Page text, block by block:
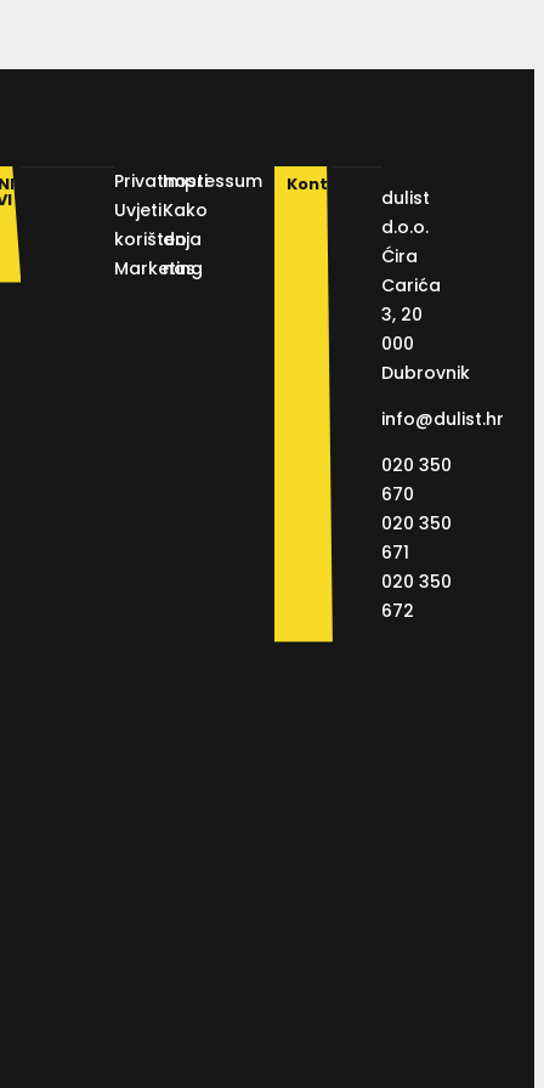
Privatnosti
Uvjeti
korištenja
Marketing
Impressum
Kako
do
nas
Kontakt
dulist
d.o.o.
Ćira
Carića
3, 20
000
Dubrovnik
info@dulist.hr
020 350
670
020 350
671
020 350
672